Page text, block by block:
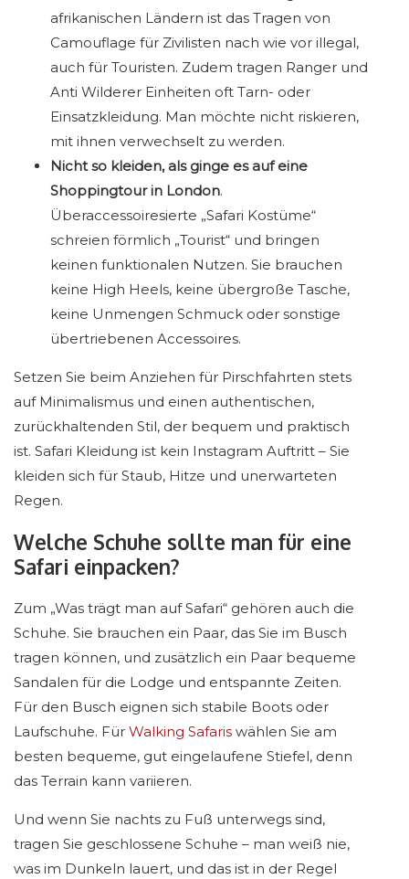
afrikanischen Ländern ist das Tragen von
Camouflage für Zivilisten nach wie vor illegal,
auch für Touristen. Zudem tragen Ranger und
Anti Wilderer Einheiten oft Tarn- oder
Einsatzkleidung. Man möchte nicht riskieren,
mit ihnen verwechselt zu werden.
Nicht so kleiden, als ginge es auf eine
Shoppingtour in London.
Überaccessoiresierte „Safari Kostüme“
schreien förmlich „Tourist“ und bringen
keinen funktionalen Nutzen. Sie brauchen
keine High Heels, keine übergroße Tasche,
keine Unmengen Schmuck oder sonstige
übertriebenen Accessoires.
Setzen Sie beim Anziehen für Pirschfahrten stets
auf Minimalismus und einen authentischen,
zurückhaltenden Stil, der bequem und praktisch
ist. Safari Kleidung ist kein Instagram Auftritt – Sie
kleiden sich für Staub, Hitze und unerwarteten
Regen.
Welche Schuhe sollte man für eine
Safari einpacken?
Zum „Was trägt man auf Safari“ gehören auch die
Schuhe. Sie brauchen ein Paar, das Sie im Busch
tragen können, und zusätzlich ein Paar bequeme
Sandalen für die Lodge und entspannte Zeiten.
Für den Busch eignen sich stabile Boots oder
Laufschuhe. Für Walking Safaris wählen Sie am
besten bequeme, gut eingelaufene Stiefel, denn
das Terrain kann variieren.
Und wenn Sie nachts zu Fuß unterwegs sind,
tragen Sie geschlossene Schuhe – man weiß nie,
was im Dunkeln lauert, und das ist in der Regel